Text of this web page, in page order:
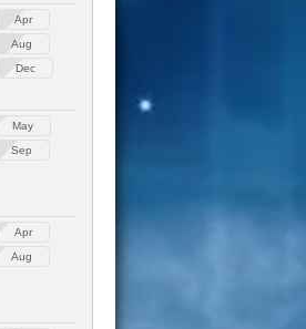
Apr
Aug
Dec
May
Sep
Apr
Aug